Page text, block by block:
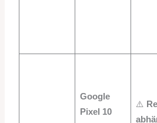
Google
Pixel 10
⚠️